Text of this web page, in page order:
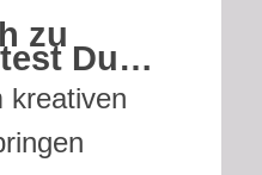
zu
Du…
kreativen